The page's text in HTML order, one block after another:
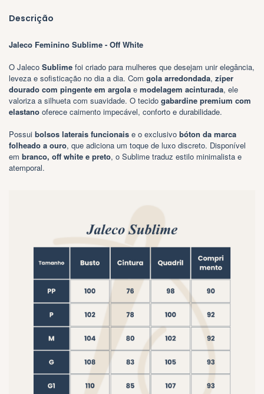
Descrição
Jaleco Feminino Sublime - Off White
O Jaleco Sublime foi criado para mulheres que desejam unir elegância,
leveza e sofisticação no dia a dia. Com gola arredondada, zíper
dourado com pingente em argola e modelagem acinturada, ele
valoriza a silhueta com suavidade. O tecido gabardine premium com
elastano oferece caimento impecável, conforto e durabilidade.
Possui bolsos laterais funcionais e o exclusivo bóton da marca
folheado a ouro, que adiciona um toque de luxo discreto. Disponível
em branco, off white e preto, o Sublime traduz estilo minimalista e
atemporal.